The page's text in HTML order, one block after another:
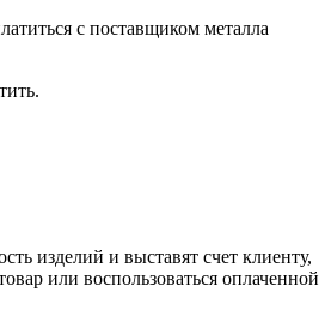
с поставщиком металла
изделий и выставят счет клиенту,
или воспользоваться оплаченной